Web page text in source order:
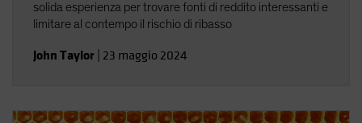
solida esperienza per trovare fonti di reddito interessanti e
limitare al contempo il rischio di ribasso
John Taylor 23 maggio 2024